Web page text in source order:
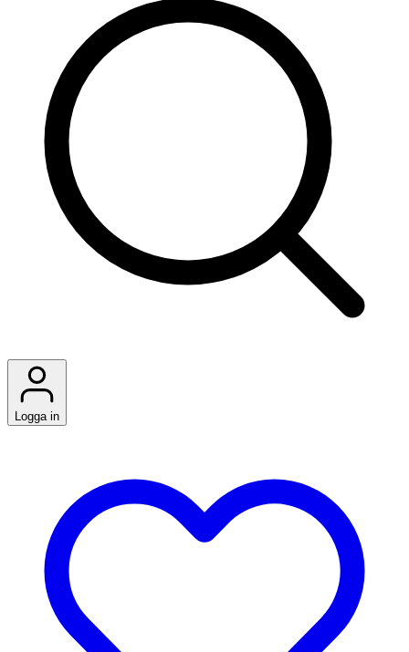
Logga in